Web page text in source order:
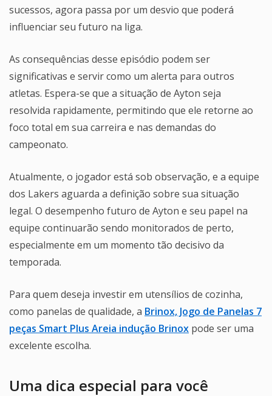
sucessos, agora passa por um desvio que poderá
influenciar seu futuro na liga.
As consequências desse episódio podem ser
significativas e servir como um alerta para outros
atletas. Espera-se que a situação de Ayton seja
resolvida rapidamente, permitindo que ele retorne ao
foco total em sua carreira e nas demandas do
campeonato.
Atualmente, o jogador está sob observação, e a equipe
dos Lakers aguarda a definição sobre sua situação
legal. O desempenho futuro de Ayton e seu papel na
equipe continuarão sendo monitorados de perto,
especialmente em um momento tão decisivo da
temporada.
Para quem deseja investir em utensílios de cozinha,
como panelas de qualidade, a Brinox, Jogo de Panelas 7
peças Smart Plus Areia indução Brinox pode ser uma
excelente escolha.
Uma dica especial para você